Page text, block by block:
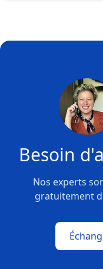
Besoin
Nos experts
gratuitement